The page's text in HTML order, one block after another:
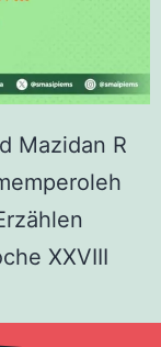
Mazidan R
XXVIII